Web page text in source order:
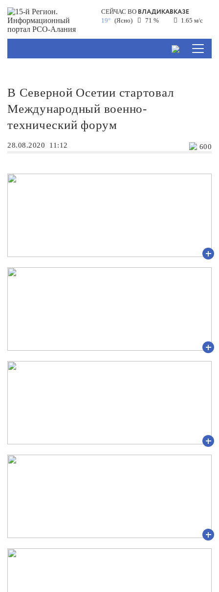
СЕЙЧАС ВО ВЛАДИКАВКАЗЕ
19° (Ясно) 71 % 1.65 м/с
В Северной Осетии стартовал
Международный военно-
технический форум
28.08.2020 11:12 600